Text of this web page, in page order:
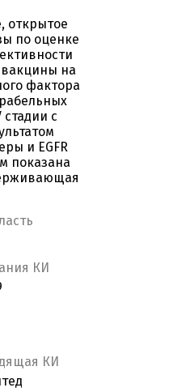
открытое
по оценке
вакцины на
фактора
с
и EGFR
показана
КИ
КИ